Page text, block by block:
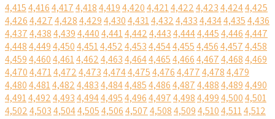
4,4154,4164,4174,4184,4194,4204,4214,4224,4234,4244,425
4,4264,4274,4284,4294,4304,4314,4324,4334,4344,4354,436
4,4374,4384,4394,4404,4414,4424,4434,4444,4454,4464,447
4,4484,4494,4504,4514,4524,4534,4544,4554,4564,4574,458
4,4594,4604,4614,4624,4634,4644,4654,4664,4674,4684,469
4,4704,4714,4724,4734,4744,4754,4764,4774,4784,479
4,4804,4814,4824,4834,4844,4854,4864,4874,4884,4894,490
4,4914,4924,4934,4944,4954,4964,4974,4984,4994,5004,501
4,5024,5034,5044,5054,5064,5074,5084,5094,5104,5114,512